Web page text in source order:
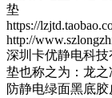
垫
https://
http://
深圳卡优静电科
垫也称之为：龙之
防静电绿面黑底胶